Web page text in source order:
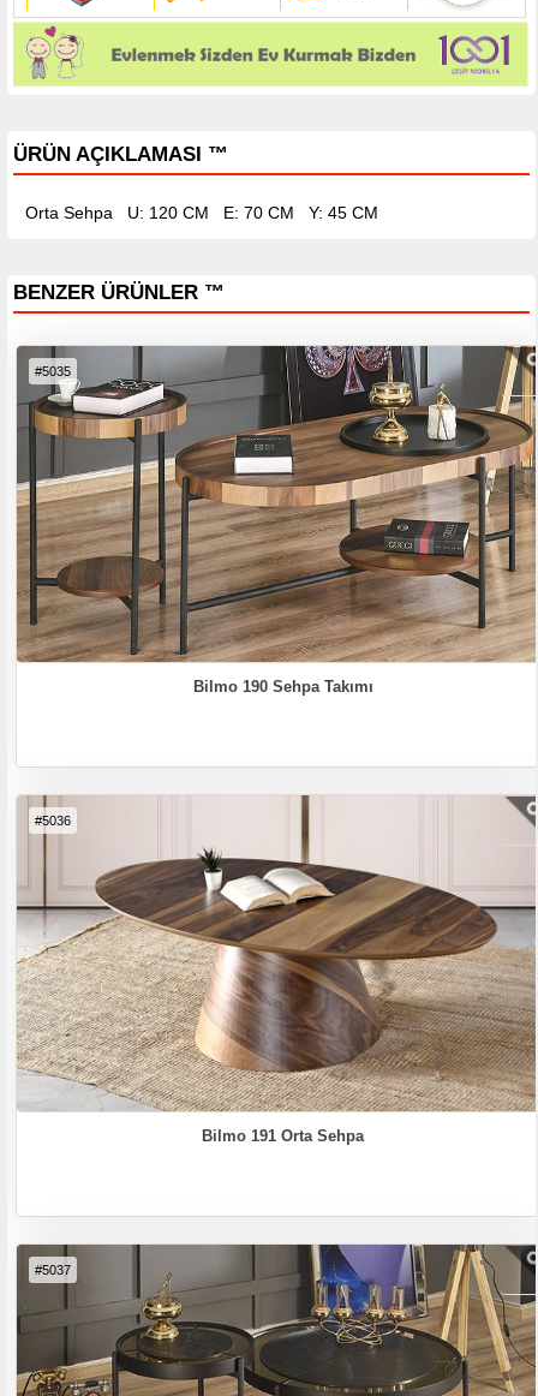
ÜRÜN AÇIKLAMASI ™
Orta Sehpa U: 120 CM E: 70 CM Y: 45 CM
BENZER ÜRÜNLER ™
#5035
Bilmo 190 Sehpa Takımı
#5036
Bilmo 191 Orta Sehpa
#5037